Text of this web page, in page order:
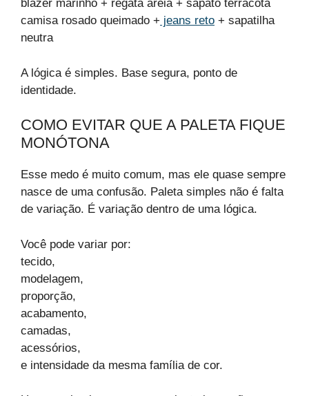
blazer marinho + regata areia + sapato terracota
camisa rosado queimado + jeans reto + sapatilha
neutra
A lógica é simples. Base segura, ponto de
identidade.
COMO EVITAR QUE A PALETA FIQUE
MONÓTONA
Esse medo é muito comum, mas ele quase sempre
nasce de uma confusão. Paleta simples não é falta
de variação. É variação dentro de uma lógica.
Você pode variar por:
tecido,
modelagem,
proporção,
acabamento,
camadas,
acessórios,
e intensidade da mesma família de cor.